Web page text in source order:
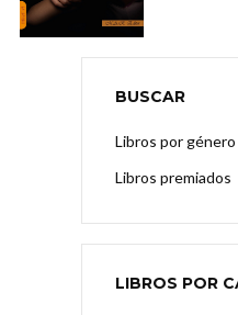
BUSCAR
Libros por género
Libros premiados
LIBROS POR